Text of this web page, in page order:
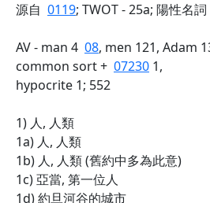
源自 0119; TWOT - 25a; 陽性名詞
AV - man 4 08, men 121, Adam
common sort + 07230 1,
hypocrite 1; 552
1) 人, 人類
1a) 人, 人類
1b) 人, 人類 (舊約中多為此意)
1c) 亞當, 第一位人
1d) 約旦河谷的城市